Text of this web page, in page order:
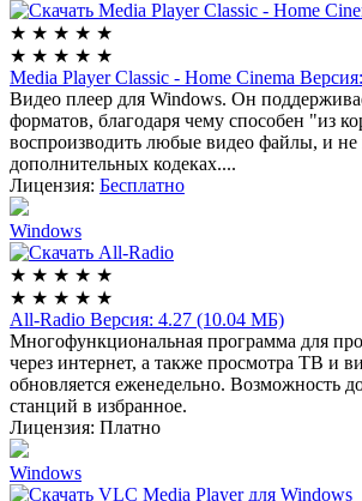
★ ★ ★ ★ ★
★ ★ ★ ★ ★
Media Player Classic - Home Cinema
Видео плеер для Windows. Он
форматов, благодаря чему способен "из
воспроизводить любые видео файлы, и не
дополнительных кодеках....
Лицензия: Бесплатно
Windows
★ ★ ★ ★ ★
★ ★ ★ ★ ★
All-Radio Версия: 4.27 (10.04 МБ)
Многофункциональная программа для
через интернет, а также просмотра ТВ и
обновляется еженедельно. Возможность
станций в избранное.
Лицензия: Платно
Windows